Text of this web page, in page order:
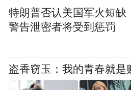
据古尔曼此前爆料，
iPhone Fold 将在 2026 年
寸的内屏以及约 5.5 英
特朗普否认美国军火短缺
警告泄密者将受到惩罚
盗香窃玉：我的青春就是